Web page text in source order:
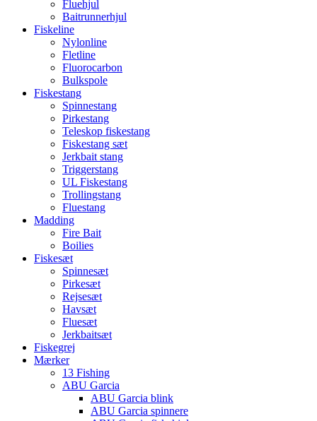
Fluehjul
Baitrunnerhjul
Fiskeline
Nylonline
Fletline
Fluorocarbon
Bulkspole
Fiskestang
Spinnestang
Pirkestang
Teleskop fiskestang
Fiskestang sæt
Jerkbait stang
Triggerstang
UL Fiskestang
Trollingstang
Fluestang
Madding
Fire Bait
Boilies
Fiskesæt
Spinnesæt
Pirkesæt
Rejsesæt
Havsæt
Fluesæt
Jerkbaitsæt
Fiskegrej
Mærker
13 Fishing
ABU Garcia
ABU Garcia blink
ABU Garcia spinnere